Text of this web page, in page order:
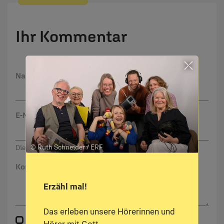
Ihr Kommentar
Name:
E-Mail:
Die E-Mail-Adresse wird nicht veröffentlicht.
Kommentar:
Meinen Kommentar nicht öffentlich teilen.
Erzähl mal!
Das erleben unsere Hörerinnen und
© Ruth Schneider / ERF